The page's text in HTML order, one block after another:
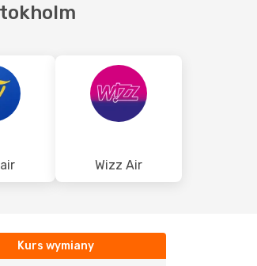
Wizz Air
Kurs wymiany